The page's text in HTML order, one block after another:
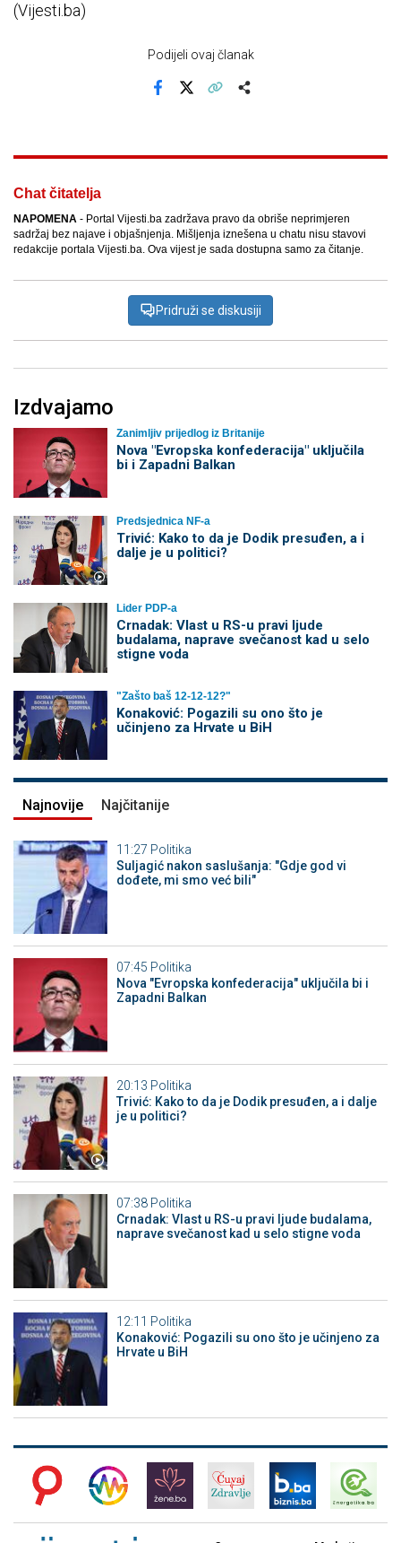
(Vijesti.ba)
Podijeli ovaj članak
Chat čitatelja
NAPOMENA - Portal Vijesti.ba zadržava pravo da obriše neprimjeren
sadržaj bez najave i objašnjenja. Mišljenja iznešena u chatu nisu stavovi
redakcije portala Vijesti.ba. Ova vijest je sada dostupna samo za čitanje.
Pridruži se diskusiji
Izdvajamo
Zanimljiv prijedlog iz Britanije
Nova "Evropska konfederacija" uključila
bi i Zapadni Balkan
Predsjednica NF-a
Trivić: Kako to da je Dodik presuđen, a i
dalje je u politici?
Lider PDP-a
Crnadak: Vlast u RS-u pravi ljude
budalama, naprave svečanost kad u selo
stigne voda
"Zašto baš 12-12-12?"
Konaković: Pogazili su ono što je
učinjeno za Hrvate u BiH
Najnovije Najčitanije
11:27 Politika
Suljagić nakon saslušanja: "Gdje god vi
dođete, mi smo već bili"
07:45 Politika
Nova "Evropska konfederacija" uključila bi i
Zapadni Balkan
20:13 Politika
Trivić: Kako to da je Dodik presuđen, a i dalje
je u politici?
07:38 Politika
Crnadak: Vlast u RS-u pravi ljude budalama,
naprave svečanost kad u selo stigne voda
12:11 Politika
Konaković: Pogazili su ono što je učinjeno za
Hrvate u BiH